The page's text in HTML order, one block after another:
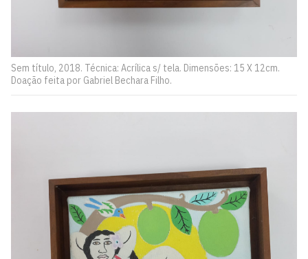
Sem título, 2018. Técnica: Acrílica s/ tela. Dimensões: 15 X 12cm.
Doação feita por Gabriel Bechara Filho.